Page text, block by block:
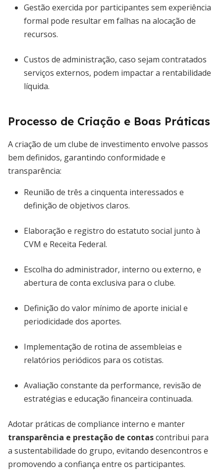
Gestão exercida por participantes sem experiência
formal pode resultar em falhas na alocação de
recursos.
Custos de administração, caso sejam contratados
serviços externos, podem impactar a rentabilidade
líquida.
Processo de Criação e Boas Práticas
A criação de um clube de investimento envolve passos
bem definidos, garantindo conformidade e
transparência:
Reunião de três a cinquenta interessados e
definição de objetivos claros.
Elaboração e registro do estatuto social junto à
CVM e Receita Federal.
Escolha do administrador, interno ou externo, e
abertura de conta exclusiva para o clube.
Definição do valor mínimo de aporte inicial e
periodicidade dos aportes.
Implementação de rotina de assembleias e
relatórios periódicos para os cotistas.
Avaliação constante da performance, revisão de
estratégias e educação financeira continuada.
Adotar práticas de compliance interno e manter
transparência e prestação de contascontribui para
a sustentabilidade do grupo, evitando desencontros e
promovendo a confiança entre os participantes.